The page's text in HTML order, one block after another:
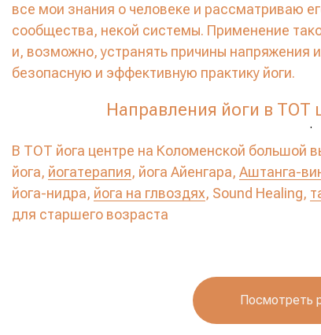
все мои знания о человеке и рассматриваю
сообщества, некой системы. Применение
и, возможно, устранять причины напряжения
безопасную и эффективную практику йоги.
Направления йоги в ТОТ
.
В ТОТ йога центре на Коломенской большой
йога, йогатерапия, йога Айенгара, Аштанга-
йога-нидра, йога на глвоздях, Sound Healing,
для старшего возраста
Посмотреть